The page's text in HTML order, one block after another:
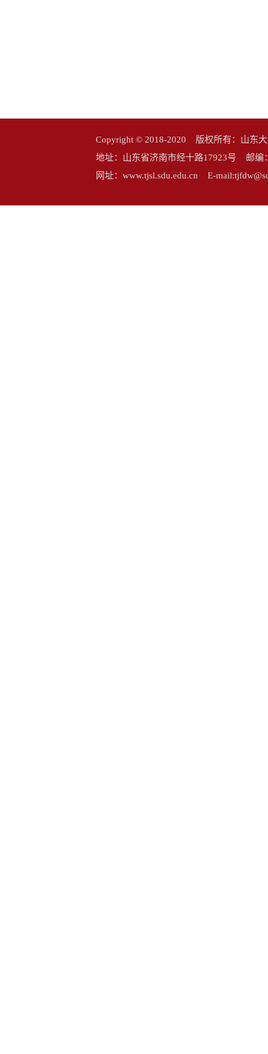
Copyright © 2018-2020 版权所有：山东
地址：山东省济南市经十路17923号 邮
网址：www.tjsl.sdu.edu.cn E-